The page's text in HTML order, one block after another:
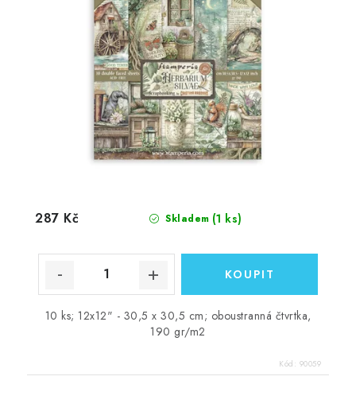
Skladem (1 ks)
287 Kč
10 ks; 12x12" - 30,5 x 30,5 cm; oboustranná čtvrtka,
190 gr/m2
Kód: 90059